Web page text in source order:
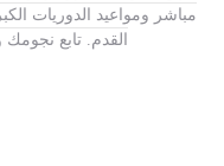
مباشر ومواعيد الدوريات
القدم. تابع